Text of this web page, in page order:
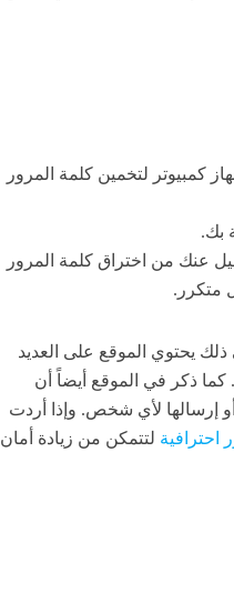
كمبيوتر لتخمين كلمة المرور
بك.
عنك من اختراق كلمة المرور
متكرر.
يحتوي الموقع على العديد
كما ذكر في الموقع أيضاً أن
يتم حفظها في أي مكان أو إرسالها لأي شخص. وإذا أردت
احترافية لتتمكن من زيادة أمان